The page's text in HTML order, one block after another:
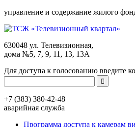
управление и содержание жилого
630048 ул. Телевизионная,
дома №5, 7, 9, 11, 13, 13А
Для доступа к голосованию введите
+7 (383) 380-42-48
аварийная служба
Программа доступа к камерам